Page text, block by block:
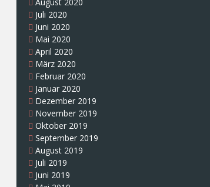
Juli 2020
Juni 2020
Mai 2020
April 2020
März 2020
Februar 2020
Januar 2020
Dezember 2019
November 2019
Oktober 2019
September 2019
August 2019
Juli 2019
Juni 2019